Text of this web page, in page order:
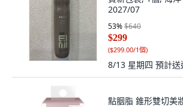
2027/07
53%$640
$299
($299.00/1個)
8/13 星期四 預計送
點胭脂 錐形雙切美